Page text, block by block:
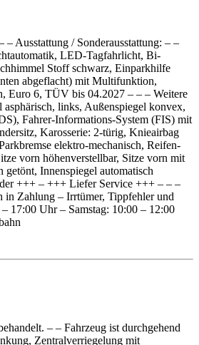
Ausstattung / Sonderausstattung: – –
LED-Tagfahrlicht, Bi-
Stoff schwarz, Einparkhilfe
abgeflacht) mit Multifunktion,
Euro 6, TÜV bis 04.2027 – – – Weitere
links, Außenspiegel konvex,
Fahrer-Informations-System (FIS) mit
Karosserie: 2-türig, Knieairbag
elektro-mechanisch, Reifen-
vorn höhenverstellbar, Sitze vorn mit
Innenspiegel automatisch
+++ – +++ Liefer Service +++ – – –
in Zahlung – Irrtümer, Tippfehler und
17:00 Uhr – Samstag: 10:00 – 12:00
– – Fahrzeug ist durchgehend
Zentralverriegelung mit